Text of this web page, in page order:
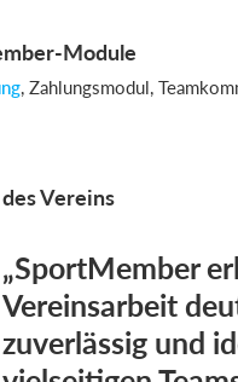
Module
, Zahlungsmodul,
Vereins
„SportMember
Vereinsarbeit
zuverlässig und